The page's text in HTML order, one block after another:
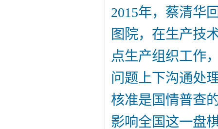
2015年，蔡清华
图院，在生产技
点生产组织工作
问题上下沟通处
核准是国情普查
影响全国这一盘